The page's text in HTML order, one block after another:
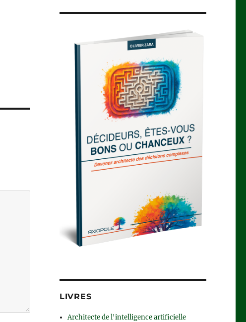
LIVRES
Architecte de l'intelligence artificielle